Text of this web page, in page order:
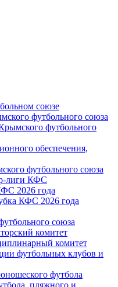
союзе
футбольного союза
футбольного
обеспечения,
футбольного союза
лиги КФС
2026 года
КФС 2026 года
союза
комитет
комитет
футбольных клубов и
футбола
пляжного и